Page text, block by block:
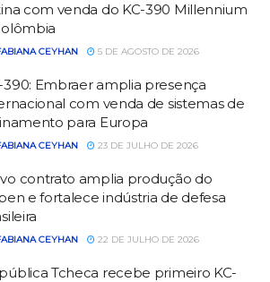
com venda do KC-390 Millennium
CEYHAN 5 DE AGOSTO DE 2026
390: Embraer amplia presença
com venda de sistemas de
para Europa
CEYHAN 23 DE JULHO DE 2026
contrato amplia produção do
e fortalece indústria de defesa
CEYHAN 22 DE JULHO DE 2026
Tcheca recebe primeiro KC-